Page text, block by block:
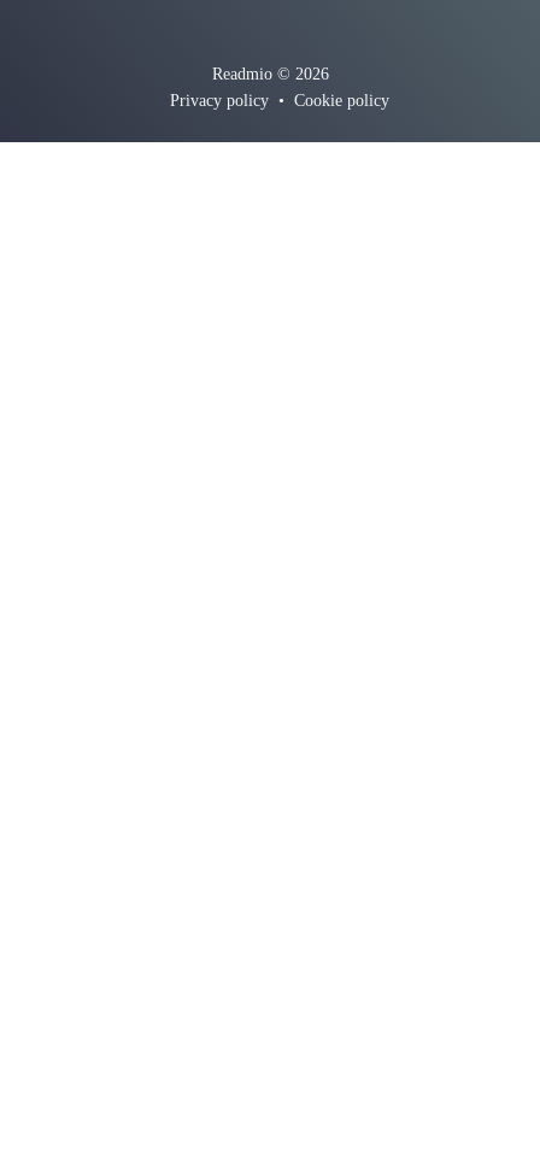
Readmio © 2026
Privacy policy • Cookie policy